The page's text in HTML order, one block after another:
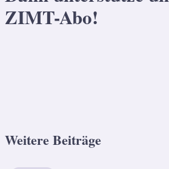
ZIMT-Abo!
Weitere Beiträge